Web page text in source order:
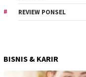
REVIEW PONSEL
BISNIS & KARIR